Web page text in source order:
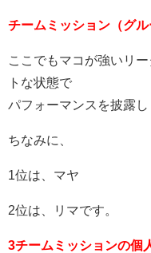
チームミッション（グル
ここでもマコが強いリ
トな状態で
パフォーマンスを披露し
ちなみに、
1位は、マヤ
2位は、リマです。
3チームミッションの個